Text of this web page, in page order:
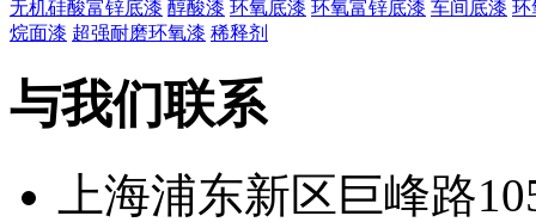
无机硅酸富锌底漆 醇酸漆 环氧底漆 环氧富锌底漆 车间底漆 环
烷面漆 超强耐磨环氧漆 稀释剂
与我们联系
上海浦东新区巨峰路